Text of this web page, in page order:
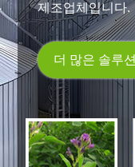
제조업체입니다.
더 많은 솔루